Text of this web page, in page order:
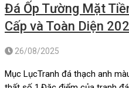
Đá Ốp Tường Mặt
Cấp và Toàn Diện
26/08/2025
Mục LụcTranh đá thạch anh